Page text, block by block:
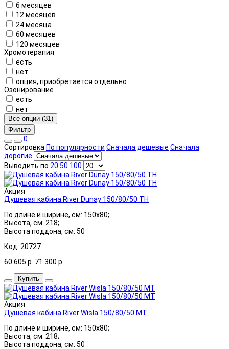
6 месяцев
12 месяцев
24 месяца
60 месяцев
120 месяцев
Хромотерапия
есть
нет
опция, приобретается отдельно
Озонирование
есть
нет
Все опции (31)
Фильтр
0
Сортировка По популярности Сначала дешевые Сначала
дорогие
Выводить по 20 50 100
Акция
Душевая кабина River Dunay 150/80/50 ТН
По длине и ширине, см: 150x80;
Высота, см: 218;
Высота поддона, см: 50
Код: 20727
60 605 р. 71 300 р.
Купить
Акция
Душевая кабина River Wisla 150/80/50 МТ
По длине и ширине, см: 150x80;
Высота, см: 218;
Высота поддона, см: 50